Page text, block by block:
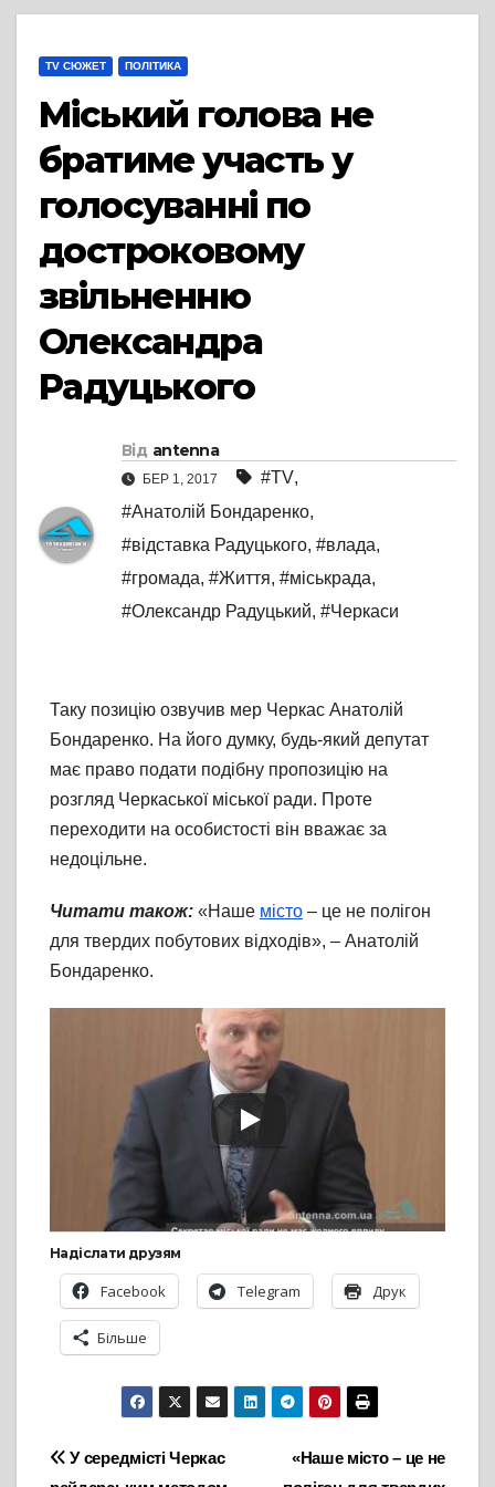
TV СЮЖЕТ ПОЛІТИКА
Міський голова не
братиме участь у
голосуванні по
достроковому
звільненню
Олександра
Радуцького
Від antenna
БЕР 1, 2017 #TV,
#Анатолій Бондаренко,
#відставка Радуцького, #влада,
#громада, #Життя, #міськрада,
#Олександр Радуцький, #Черкаси
Таку позицію озвучив мер Черкас Анатолій
Бондаренко. На його думку, будь-який депутат
має право подати подібну пропозицію на
розгляд Черкаської міської ради. Проте
переходити на особистості він вважає за
недоцільне.
Читати також: «Наше місто – це не полігон
для твердих побутових відходів», – Анатолій
Бондаренко.
Надіслати друзям
Facebook Telegram Друк
Більше
Навігація
«Наше місто – це не
У середмісті Черкас